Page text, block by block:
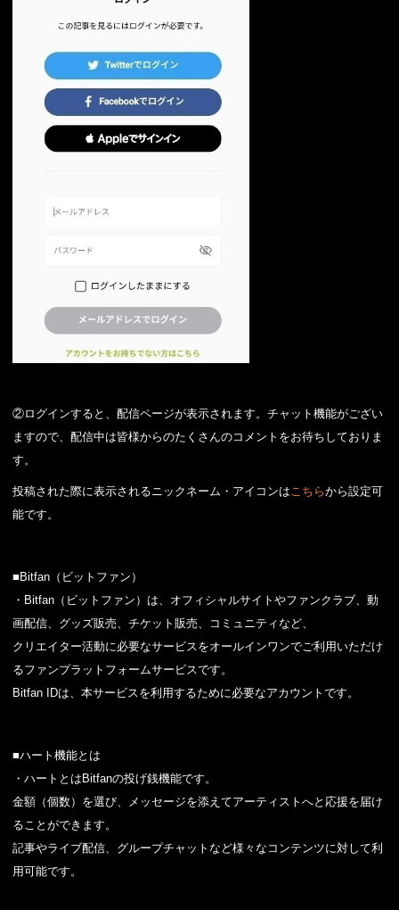
②ログインすると、配信ページが表示されます。チャット機能がござい
ますので、配信中は皆様からのたくさんのコメントをお待ちしておりま
す。
投稿された際に表示されるニックネーム・アイコンはこちらから設定可
能です。
■Bitfan（ビットファン）
・Bitfan（ビットファン）は、オフィシャルサイトやファンクラブ、動
画配信、グッズ販売、チケット販売、コミュニティなど、
クリエイター活動に必要なサービスをオールインワンでご利用いただけ
るファンプラットフォームサービスです。
Bitfan IDは、本サービスを利用するために必要なアカウントです。
■ハート機能とは
・ハートとはBitfanの投げ銭機能です。
金額（個数）を選び、メッセージを添えてアーティストへと応援を届け
ることができます。
記事やライブ配信、グループチャットなど様々なコンテンツに対して利
用可能です。